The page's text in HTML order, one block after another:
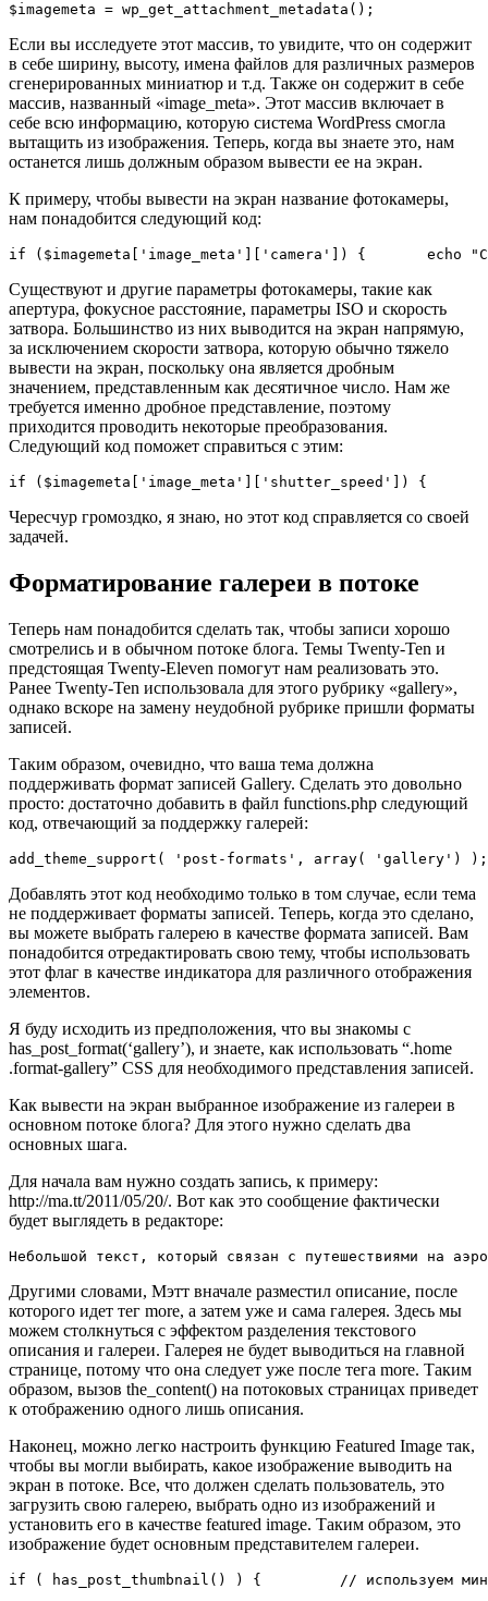
$imagemeta = wp_get_attachment_metadata();
Если вы исследуете этот массив, то увидите, что он содержит
в себе ширину, высоту, имена файлов для различных размеров
сгенерированных миниатюр и т.д. Также он содержит в себе
массив, названный «image_meta». Этот массив включает в
себе всю информацию, которую система WordPress смогла
вытащить из изображения. Теперь, когда вы знаете это, нам
останется лишь должным образом вывести ее на экран.
К примеру, чтобы вывести на экран название фотокамеры,
нам понадобится следующий код:
if
Существуют и другие параметры фотокамеры, такие как
апертура, фокусное расстояние, параметры ISO и скорость
затвора. Большинство из них выводится на экран напрямую,
за исключением скорости затвора, которую обычно тяжело
вывести на экран, поскольку она является дробным
значением, представленным как десятичное число. Нам же
требуется именно дробное представление, поэтому
приходится проводить некоторые преобразования.
Следующий код поможет справиться с этим:
Чересчур громоздко, я знаю, но этот код справляется со своей
задачей.
Форматирование галереи в потоке
Теперь нам понадобится сделать так, чтобы записи хорошо
смотрелись и в обычном потоке блога. Темы Twenty-Ten и
предстоящая Twenty-Eleven помогут нам реализовать это.
Ранее Twenty-Ten использовала для этого рубрику «gallery»,
однако вскоре на замену неудобной рубрике пришли форматы
записей.
Таким образом, очевидно, что ваша тема должна
поддерживать формат записей Gallery. Сделать это довольно
просто: достаточно добавить в файл functions.php следующий
код, отвечающий за поддержку галерей:
add_theme_support( 'post-formats', array(
Добавлять этот код необходимо только в том случае, если тема
не поддерживает форматы записей. Теперь, когда это сделано,
вы можете выбрать галерею в качестве формата записей. Вам
понадобится отредактировать свою тему, чтобы использовать
этот флаг в качестве индикатора для различного отображения
элементов.
Я буду исходить из предположения, что вы знакомы с
has_post_format(‘gallery’), и знаете, как использовать “.home
.format-gallery” CSS для необходимого представления записей.
Как вывести на экран выбранное изображение из галереи в
основном потоке блога? Для этого нужно сделать два
основных шага.
Для начала вам нужно создать запись, к примеру:
http://ma.tt/2011/05/20/. Вот как это сообщение фактически
будет выглядеть в редакторе:
Небольшой текст, который связан с путешествиями
Другими словами, Мэтт вначале разместил описание, после
которого идет тег more, а затем уже и сама галерея. Здесь мы
можем столкнуться с эффектом разделения текстового
описания и галереи. Галерея не будет выводиться на главной
странице, потому что она следует уже после тега more. Таким
образом, вызов the_content() на потоковых страницах приведет
к отображению одного лишь описания.
Наконец, можно легко настроить функцию Featured Image так,
чтобы вы могли выбирать, какое изображение выводить на
экран в потоке. Все, что должен сделать пользователь, это
загрузить свою галерею, выбрать одно из изображений и
установить его в качестве featured image. Таким образом, это
изображение будет основным представителем галереи.